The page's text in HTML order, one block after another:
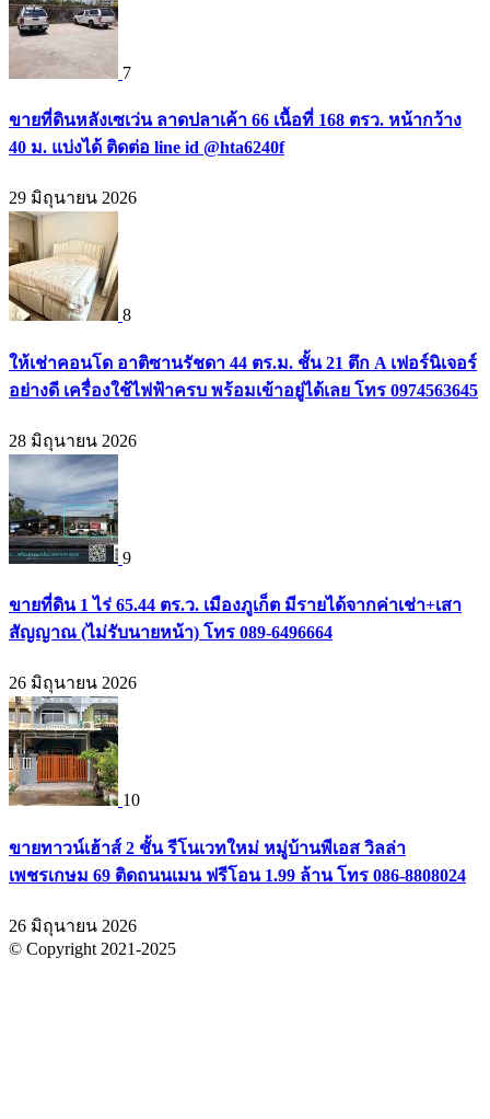
7
ขายที่ดินหลังเซเว่น ลาดปลาเค้า 66 เนื้อที่ 168 ตรว. หน้ากว้าง
40 ม. แบ่งได้ ติดต่อ line id @hta6240f
29 มิถุนายน 2026
8
ให้เช่าคอนโด อาติซานรัชดา 44 ตร.ม. ชั้น 21 ตึก A เฟอร์นิเจอร์
อย่างดี เครื่องใช้ไฟฟ้าครบ พร้อมเข้าอยู่ได้เลย โทร 0974563645
28 มิถุนายน 2026
9
ขายที่ดิน 1 ไร่ 65.44 ตร.ว. เมืองภูเก็ต มีรายได้จากค่าเช่า+เสา
สัญญาณ (ไม่รับนายหน้า) โทร 089-6496664
26 มิถุนายน 2026
10
ขายทาวน์เฮ้าส์ 2 ชั้น รีโนเวทใหม่ หมู่บ้านพีเอส วิลล่า
เพชรเกษม 69 ติดถนนเมน ฟรีโอน 1.99 ล้าน โทร 086-8808024
26 มิถุนายน 2026
© Copyright 2021-2025